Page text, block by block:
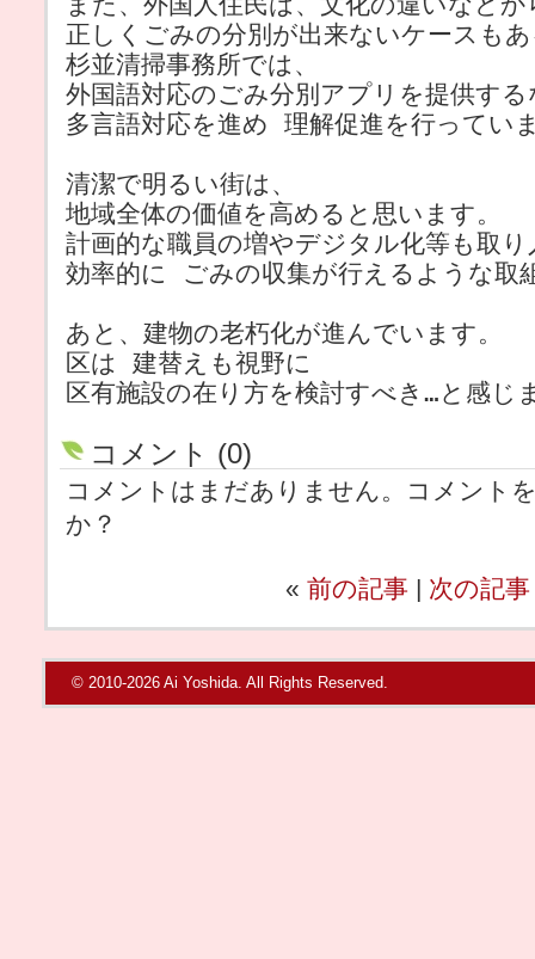
正しくごみの分別が出来ないケースも
杉並清掃事務所では、
外国語対応のごみ分別アプリを提供する
多言語対応を進め 理解促進を行ってい
清潔で明るい街は、
地域全体の価値を高めると思います。
計画的な職員の増やデジタル化等も取
効率的に ごみの収集が行えるような取
あと、建物の老朽化が進んでいます。
区は 建替えも視野に
区有施設の在り方を検討すべき…と感じ
コメント (0)
コメントはまだありません。コメント
か？
« 前の記事 | 次の記事
© 2010-2026 Ai Yoshida. All Rights Reserved.